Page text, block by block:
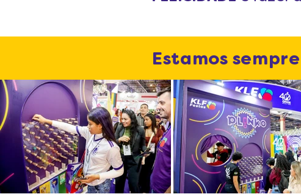
Estamos